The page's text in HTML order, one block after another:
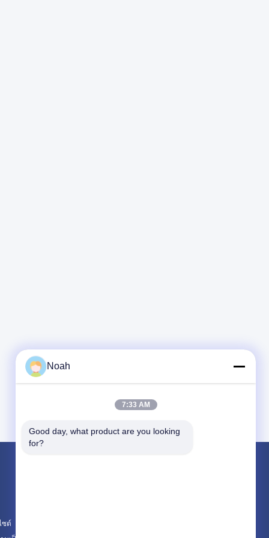
ซต์
Noah
7:33 AM
Good day, what product are you looking
for?